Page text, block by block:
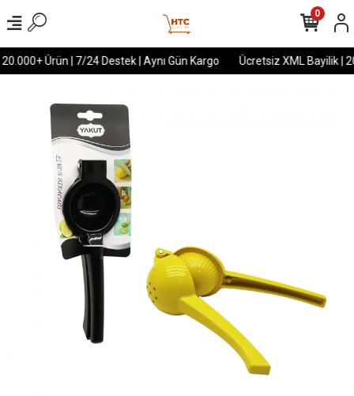
Ürün | 7/24 Destek | Aynı Gün Kargo Ücretsiz XML Bayilik |
0